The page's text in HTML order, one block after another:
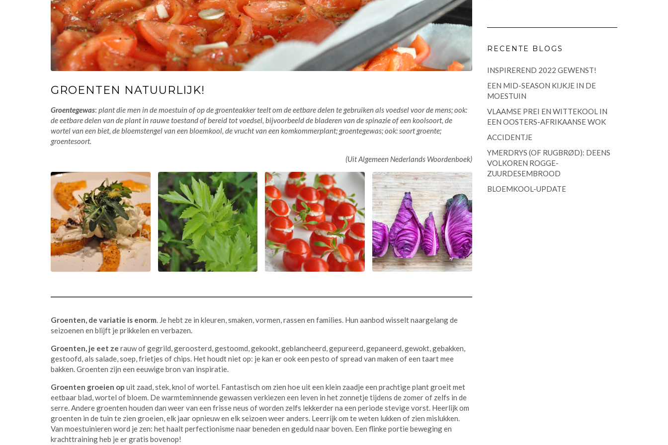
GROENTEN NATUURLIJK!
Groentegewas: plant die men in de moestuin of op de groenteakker teelt om de eetbare delen te gebruiken als voedsel voor de mens; ook:
de eetbare delen van de plant in rauwe toestand of bereid tot voedsel, bijvoorbeeld de bladeren van de spinazie of een koolsoort, de
wortel van een biet, de bloemstengel van een bloemkool, de vrucht van een komkommerplant; groentegewas; ook: soort groente;
groentesoort.
(Uit Algemeen Nederlands Woordenboek)
Groenten, de variatie is enorm . Je hebt ze in kleuren, smaken, vormen, rassen en families. Hun aanbod wisselt naargelang de
seizoenen en blijft je prikkelen en verbazen.
Groenten, je eet ze rauw of gegrild, geroosterd, gestoomd, gekookt, geblancheerd, gepureerd, gepaneerd, gewokt, gebakken,
gestoofd, als salade, soep, frietjes of chips. Het houdt niet op: je kan er ook een pesto of spread van maken of een taart mee
bakken. Groenten zijn een eeuwige bron van inspiratie.
Groenten groeien op uit zaad, stek, knol of wortel. Fantastisch om zien hoe uit een klein zaadje een prachtige plant groeit met
eetbaar blad, wortel of bloem. De warmteminnende gewassen verkiezen een leven in het zonnetje tijdens de zomer of zelfs in de
serre. Andere groenten houden dan weer van een frisse neus of worden zelfs lekkerder na een periode stevige vorst. Heerlijk om
groenten in de tuin te zien groeien, elk jaar opnieuw en elk seizoen weer anders. Leerrijk om te weten lukken of zien mislukken.
Van moestuinieren word je zen: het haalt perfectionisme naar beneden en geduld naar boven. Een flinke portie beweging en
krachttraining heb je er gratis bovenop!
RECENTE BLOGS
INSPIREREND 2022 GEWENST!
EEN MID-SEASON KIJKJE IN DE
MOESTUIN
VLAAMSE PREI EN WITTEKOOL IN
EEN OOSTERS-AFRIKAANSE WOK
ACCIDENTJE
YMERDRYS (OF RUGBRØD): DEENS
VOLKOREN ROGGE-
ZUURDESEMBROOD
BLOEMKOOL-UPDATE